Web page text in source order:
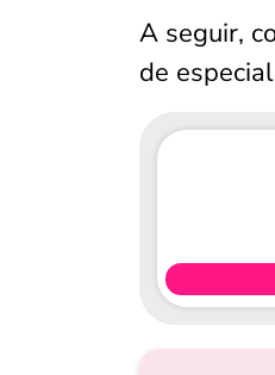
A seguir,
de